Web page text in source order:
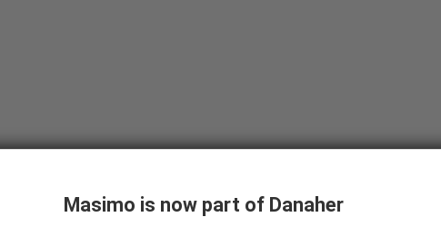
Riester GmbH
Masimo is now part of Danaher